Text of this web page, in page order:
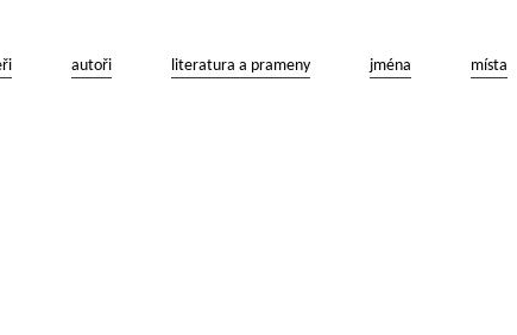
autoři literatura a prameny jména místa